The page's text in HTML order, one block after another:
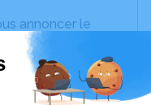
annoncer le
2025 à